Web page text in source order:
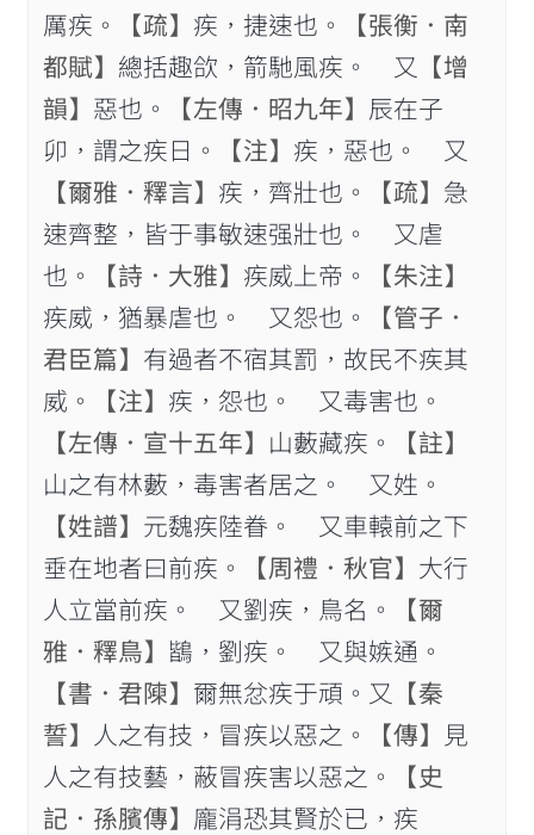
厲疾。
【疏】 疾，捷速也。
【張衡．南
都賦】 總括趣欱，箭馳風疾。 又
【增
韻】 惡也。 【左傳．昭九年】 辰在子
卯，謂之疾日。
【注】 疾，惡也。 又
【爾雅．釋言】 疾，齊壯也。 【疏】 急
速齊整，皆于事敏速强壯也。 又虐
也。
【詩．大雅】 疾威上帝。
【朱注】
疾威，猶暴虐也。 又怨也。
【管子．
君臣篇】 有過者不宿其罰，故民不疾其
威。
【注】 疾，怨也。 又毒害也。
【左傳．宣十五年】 山藪藏疾。
【註】
山之有林藪，毒害者居之。 又姓。
【姓譜】 元魏疾陸眷。 又車轅前之下
垂在地者曰前疾。
【周禮．秋官】 大行
人立當前疾。 又劉疾，鳥名。
【爾
雅．釋鳥】 鶛，劉疾。 又與嫉通。
【書．君𨻰】 爾無忿疾于頑。又
【秦
誓】 人之有技，冒疾以惡之。 【傳】
見
人之有技藝，蔽冒疾害以惡之。
【史
記．孫臏傳】 龐涓恐其賢於已，疾